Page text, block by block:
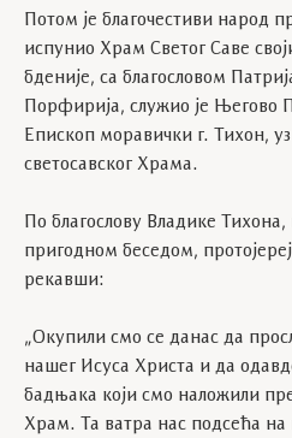
Потом је благочестиви народ
испунио Храм Светог Саве
бденије, са благословом
Порфирија, служио је Његово
Епископ моравички г. Тихон,
светосавског Храма.
По благослову Владике
пригодном беседом,
рекавши:
„Окупили смо се данас да
нашег Исуса Христа и да
бадњака који смо наложили
Храм. Та ватра нас подсећа